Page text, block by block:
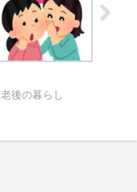
老後の暮らし